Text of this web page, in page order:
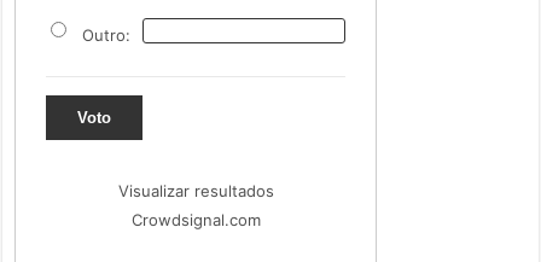
Outro:
Voto
Visualizar resultados
Crowdsignal.com